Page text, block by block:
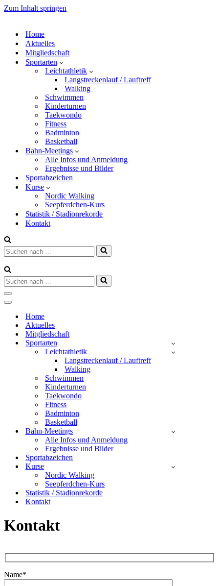
Zum Inhalt springen
Home
Aktuelles
Mitgliedschaft
Sportarten
Leichtathletik
Langstreckenlauf / Lauftreff
Walking
Schwimmen
Kinderturnen
Taekwondo
Fitness
Badminton
Basketball
Bahn-Meetings
Alle Infos und Anmeldung
Ergebnisse und Bilder
Sportabzeichen
Kurse
Nordic Walking
Seepferdchen-Kurs
Statistik / Stadionrekorde
Kontakt
Suchen
nach …
Suchen
nach …
Navigationsmenü
Navigationsmenü
Home
Aktuelles
Mitgliedschaft
Sportarten
Leichtathletik
Langstreckenlauf / Lauftreff
Walking
Schwimmen
Kinderturnen
Taekwondo
Fitness
Badminton
Basketball
Bahn-Meetings
Alle Infos und Anmeldung
Ergebnisse und Bilder
Sportabzeichen
Kurse
Nordic Walking
Seepferdchen-Kurs
Statistik / Stadionrekorde
Kontakt
Kontakt
Name*